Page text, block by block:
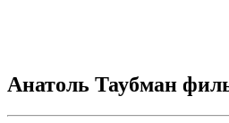
Анатоль Таубман